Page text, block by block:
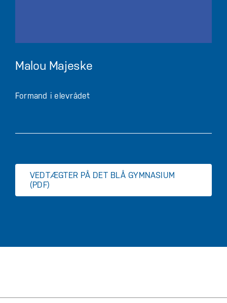
Malou Majeske
Formand i elevrådet
VEDTÆGTER PÅ DET BLÅ GYMNASIUM
(PDF)